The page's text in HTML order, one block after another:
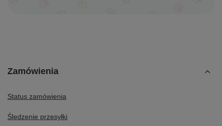
Zamówienia
Status zamówienia
Śledzenie przesyłki